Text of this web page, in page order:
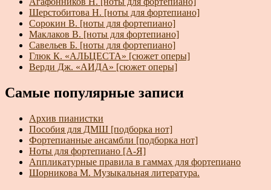
Шерстобитова Н. [ноты для фортепиано]
Сорокин В. [ноты для фортепиано]
Маклаков В. [ноты для фортепиано]
Савельев Б. [ноты для фортепиано]
Глюк К. «АЛЬЦЕСТА» [сюжет оперы]
Верди Дж. «АИДА» [сюжет оперы]
Самые популярные записи
Архив пианистки
Пособия для ДМШ [подборка нот]
Фортепианные ансамбли [подборка нот]
Ноты для фортепиано [А-Я]
Аппликатурные правила в гаммах для фортепиано
Шорникова М. Музыкальная литература.